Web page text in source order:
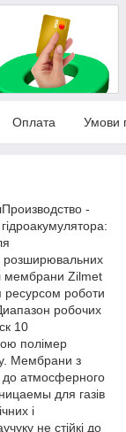
Оплата Умови
-
розширювальних
мембрани Zilmet
ресурсом роботи
робочих
10
полімер
Мембрани з
до атмосферного
для газів
і
не стійкі до